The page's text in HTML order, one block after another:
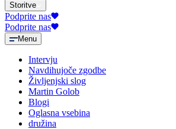
Storitve
Podprite nas
Podprite nas
Menu
Intervju
Navdihujoče zgodbe
Življenjski slog
Martin Golob
Blogi
Oglasna vsebina
družina